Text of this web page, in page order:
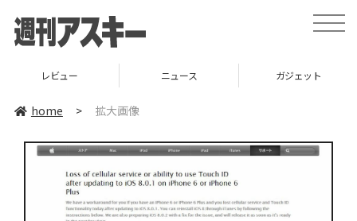
toggle
レビュー ニュース ガジェット
home > 拡大画像